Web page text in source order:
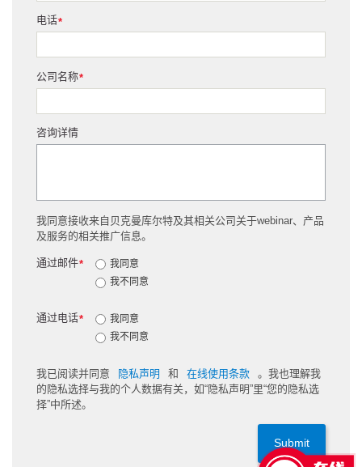
*
电话
*
公司名称
咨询详情
我同意接收来自贝克曼库尔特及其相关公司关于webinar、产品
及服务的相关推广信息。
*
通过邮件
我同意
我不同意
*
通过电话
我同意
我不同意
我已阅读并同意 隐私声明 和 在线使用条款
。我也理解我
的隐私选择与我的个人数据有关，如“隐私声明”里“您的隐私选
择”中所述。
Submit